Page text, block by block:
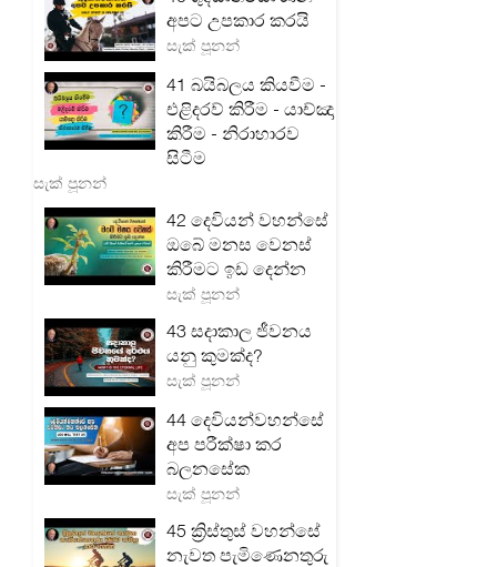
අපට උපකාර කරයි
සැක් පූනන්
41 බයිබලය කියවීම -
එළිදරව් කිරීම - යාච්ඤා
කිරීම - නිරාහාරව
සිටීම
සැක් පූනන්
42 දෙවියන් වහන්සේ
ඔබේ මනස වෙනස්
කිරීමට ඉඩ දෙන්න
සැක් පූනන්
43 සදාකාල ජීවනය
යනු කුමක්ද?
සැක් පූනන්
44 දෙවියන්වහන්සේ
අප පරීක්ෂා කර
බලනසේක
සැක් පූනන්
45 ක්‍රිස්තුස් වහන්සේ
නැවත පැමිණෙනතුරු